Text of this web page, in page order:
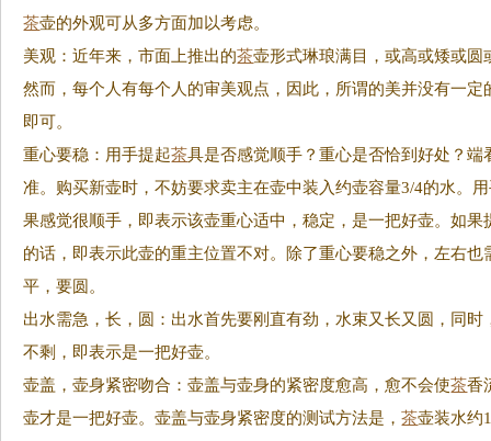
茶壶的外观可从多方面加以考虑。
美观：近年来，市面上推出的茶壶形式琳琅满目，或高或矮或
然而，每个人有每个人的审美观点，因此，所谓的美并没有一
即可。
重心要稳：用手提起茶具是否感觉顺手？重心是否恰到好处？
准。购买新壶时，不妨要求卖主在壶中装入约壶容量3/4的水。
果感觉很顺手，即表示该壶重心适中，稳定，是一把好壶。如
的话，即表示此壶的重主位置不对。除了重心要稳之外，左右
平，要圆。
出水需急，长，圆：出水首先要刚直有劲，水束又长又圆，同
不剩，即表示是一把好壶。
壶盖，壶身紧密吻合：壶盖与壶身的紧密度愈高，愈不会使茶香
壶才是一把好壶。壶盖与壶身紧密度的测试方法是，茶壶装水约